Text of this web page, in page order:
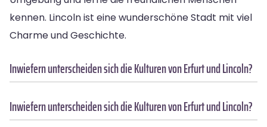
kennen. Lincoln ist eine wunderschöne Stadt mit viel
Charme und Geschichte.
Inwiefern unterscheiden sich die Kulturen von Erfurt und Lincoln?
Inwiefern unterscheiden sich die Kulturen von Erfurt und Lincoln?